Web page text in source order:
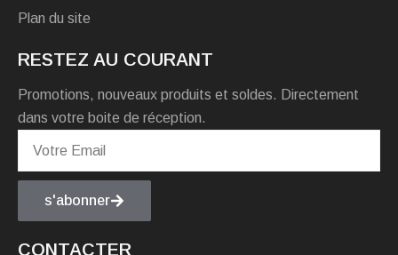
Plan du site
RESTEZ AU COURANT
Promotions, nouveaux produits et soldes. Directement
dans votre boite de réception.
s'abonner
CONTACTER